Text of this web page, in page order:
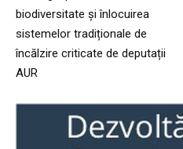
biodiversitate și înlocuirea
sistemelor tradiționale de
încălzire criticate de deputații
AUR